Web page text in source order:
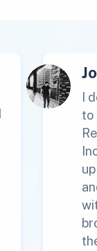
I
to